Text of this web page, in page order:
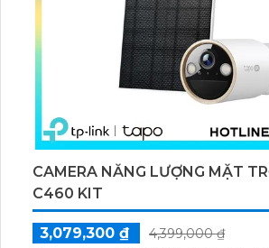
CAMERA NĂNG LƯỢNG MẶT
C460 KIT
3,079,300 ₫
4,399,000 ₫